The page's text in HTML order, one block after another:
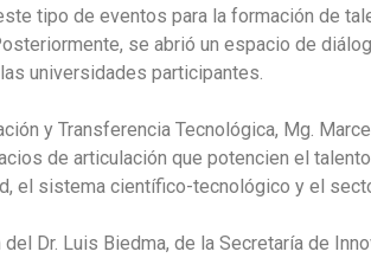
tipo de eventos para la formación de
se abrió un espacio de
universidades participantes.
y Transferencia Tecnológica, Mg.
de articulación que potencien el
el sistema científico-tecnológico y el
Dr. Luis Biedma, de la Secretaría de